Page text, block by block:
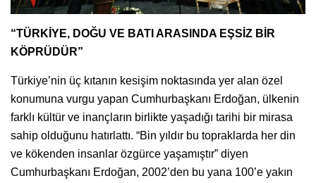
“TÜRKİYE, DOĞU VE BATI ARASINDA EŞSİZ BİR
KÖPRÜDÜR”
Türkiye’nin üç kıtanın kesişim noktasında yer alan özel
konumuna vurgu yapan Cumhurbaşkanı Erdoğan, ülkenin
farklı kültür ve inançların birlikte yaşadığı tarihi bir mirasa
sahip olduğunu hatırlattı. “Bin yıldır bu topraklarda her din
ve kökenden insanlar özgürce yaşamıştır” diyen
Cumhurbaşkanı Erdoğan, 2002’den bu yana 100’e yakın